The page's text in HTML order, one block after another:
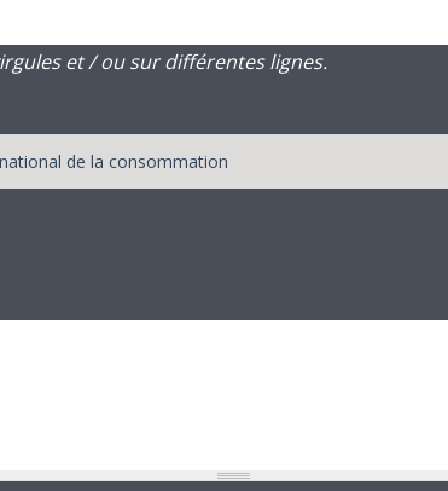
et / ou sur différentes lignes.